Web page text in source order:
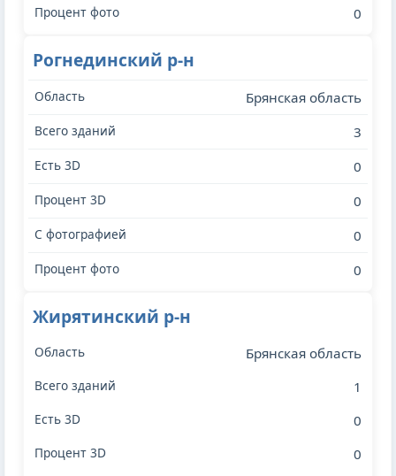
0
Рогнединский р-н
Брянская область
3
0
0
0
0
Жирятинский р-н
Брянская область
1
0
0